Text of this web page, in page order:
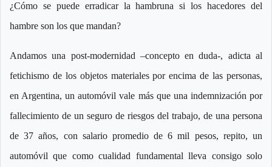
¿Cómo se puede erradicar la hambruna si los hacedores del
hambre son los que mandan?
Andamos una post-modernidad –concepto en duda-, adicta al
fetichismo de los objetos materiales por encima de las personas,
en Argentina, un automóvil vale más que una indemnización por
fallecimiento de un seguro de riesgos del trabajo, de una persona
de 37 años, con salario promedio de 6 mil pesos, repito, un
automóvil que como cualidad fundamental lleva consigo solo